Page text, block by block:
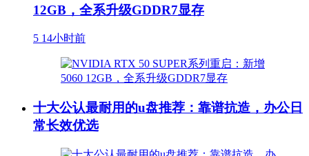
12GB，全系升级GDDR7显存
5 14小时前
十大公认最耐用的u盘推荐：靠谱抗造，办公日
常长效优选